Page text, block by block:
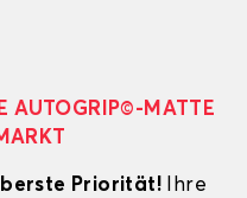
AUTOGRIP©-MATTE
Priorität! Ihre